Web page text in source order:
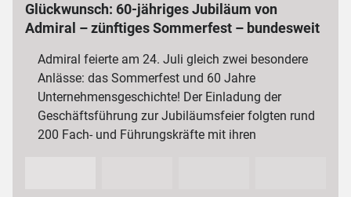
Glückwunsch: 60-jähriges Jubiläum von
Admiral – zünftiges Sommerfest – bundesweit
Admiral feierte am 24. Juli gleich zwei besondere
Anlässe: das Sommerfest und 60 Jahre
Unternehmensgeschichte! Der Einladung der
Geschäftsführung zur Jubiläumsfeier folgten rund
200 Fach- und Führungskräfte mit ihren